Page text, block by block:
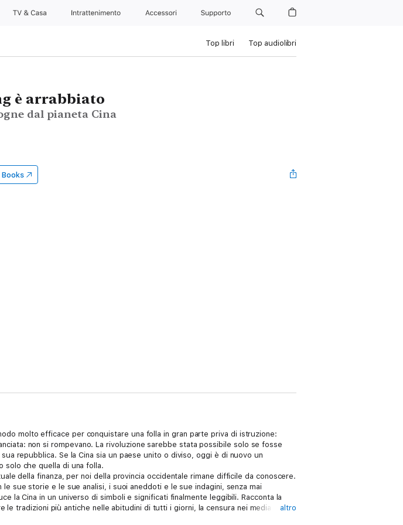
TV & Casa Intrattenimento Accessori Supporto
Top libri Top audiolibri
è arrabbiato
dal pianeta Cina
molto efficace per conquistare una folla in gran parte priva di istruzione:
non si rompevano. La rivoluzione sarebbe stata possibile solo se fosse
repubblica. Se la Cina sia un paese unito o diviso, oggi è di nuovo un
solo che quella di una folla.
della finanza, per noi della provincia occidentale rimane difficile da conoscere.
le sue storie e le sue analisi, i suoi aneddoti e le sue indagini, senza mai
la Cina in un universo di simboli e significati finalmente leggibili. Racconta la
le tradizioni più antiche nelle abitudini di tutti i giorni, la censura nei media e nel­
altro